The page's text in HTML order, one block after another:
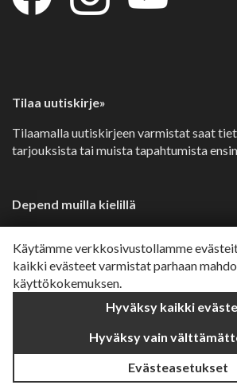
Käytämme verkkosivustollamme
kaikki evästeet varmistat parhaan
käyttökokemuksen.
Hyväksy kaikki
Hyväksy vain
Evästeasetukset
Tilaa uutiskirje»
Tilaamalla uutiskirjeen varmistat saat
tarjouksista tai muista tapahtumista
Depend muilla kielillä
Dansk»
Norsk»